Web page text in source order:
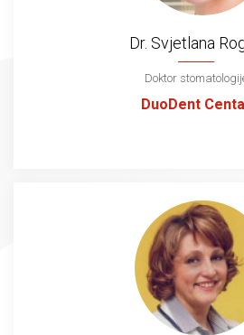
Dr. Svjetlana
Doktor
DuoDent